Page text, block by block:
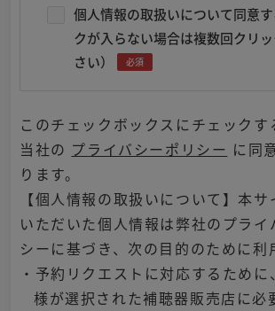
個人情報の取扱いについて同意
クが入らない場合は複数回クリ
さい）
必須
このチェックボックスにチェックす
当社の プライバシーポリシー に同
ります。
【個人情報の取扱いについて】本
いただいた個人情報は弊社のプライ
シーに基づき、次の目的のために利
・予約リクエストに対応するため
様が選択された補聴器販売店に必